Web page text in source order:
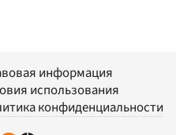
информация
использования
конфиденциальности